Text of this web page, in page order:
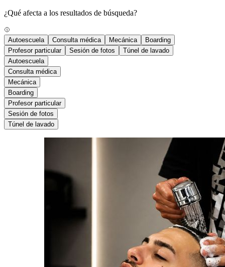
¿Qué afecta a los resultados de búsqueda?
Autoescuela Consulta médica Mecánica
Boarding
Profesor particular
Sesión de fotos
Túnel de lavado
Autoescuela
Consulta médica
Mecánica
Boarding
Profesor particular
Sesión de fotos
Túnel de lavado